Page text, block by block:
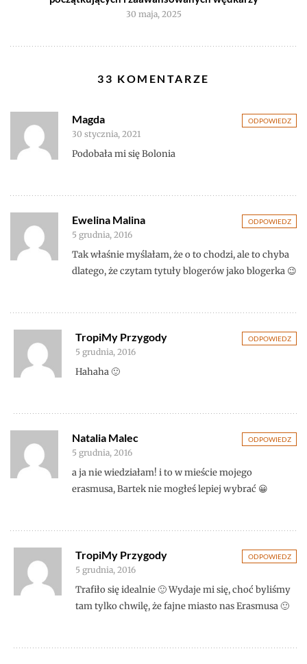
30 maja, 2025
33 KOMENTARZE
ODPOWIEDZ
Magda
30 stycznia, 2021
Podobała mi się Bolonia
ODPOWIEDZ
Ewelina Malina
5 grudnia, 2016
Tak właśnie myślałam, że o to chodzi, ale to chyba
dlatego, że czytam tytuły blogerów jako blogerka 😉
ODPOWIEDZ
TropiMy Przygody
5 grudnia, 2016
Hahaha 🙂
ODPOWIEDZ
Natalia Malec
5 grudnia, 2016
a ja nie wiedziałam! i to w mieście mojego
erasmusa, Bartek nie mogłeś lepiej wybrać 😀
ODPOWIEDZ
TropiMy Przygody
5 grudnia, 2016
Trafiło się idealnie 🙂 Wydaje mi się, choć byliśmy
tam tylko chwilę, że fajne miasto nas Erasmusa 🙂